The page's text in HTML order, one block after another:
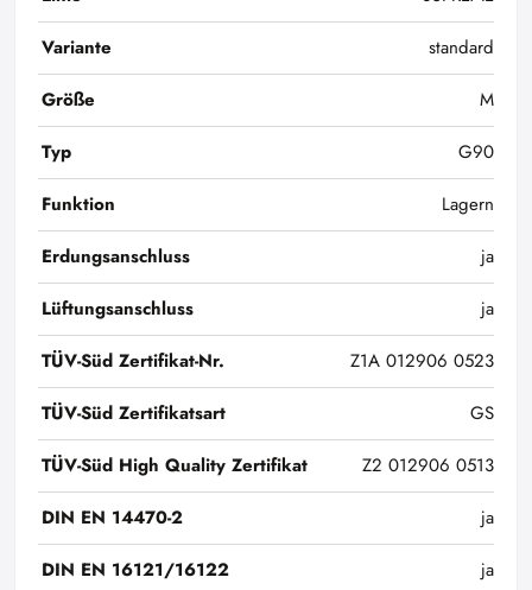
Variante
standard
Größe
M
Typ
G90
Funktion
Lagern
Erdungsanschluss
ja
Lüftungsanschluss
ja
TÜV-Süd Zertifikat-Nr.
Z1A 012906 0523
TÜV-Süd Zertifikatsart
GS
TÜV-Süd High Quality Zertifikat
Z2 012906 0513
DIN EN 14470-2
ja
DIN EN 16121/16122
ja